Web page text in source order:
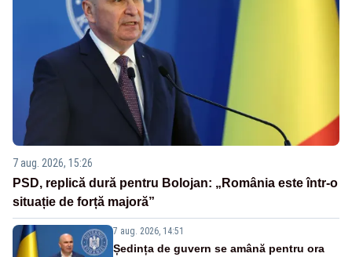
7 aug. 2026, 15:26
PSD, replică dură pentru Bolojan: „România este într-o
situație de forță majoră”
7 aug. 2026, 14:51
Ședința de guvern se amână pentru ora